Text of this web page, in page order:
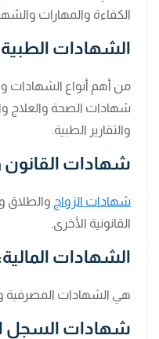
الكفاءة والمهارات
الشهادات
من أهم أنواع الشهادات
شهادات الصحة والعلاج
والتقارير الطبية.
شهادات القانون
شهادات الزواج والطلاق
القانونية الأخرى.
الشهادات
هي الشهادات المصرفية
شهادات السجل